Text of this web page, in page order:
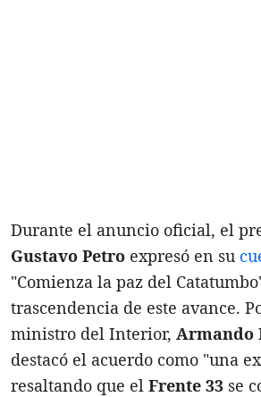
Durante el anuncio oficial, el
Gustavo Petro expresó en su
"Comienza la paz del
trascendencia de este avance.
ministro del Interior, Armando
destacó el acuerdo como "una
resaltando que el Frente 33 se